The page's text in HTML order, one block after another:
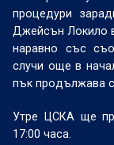
процедури
Джейсън Локило
наравно със
случи още в
пък продължава с
Утре ЦСКА ще
17:00 часа.